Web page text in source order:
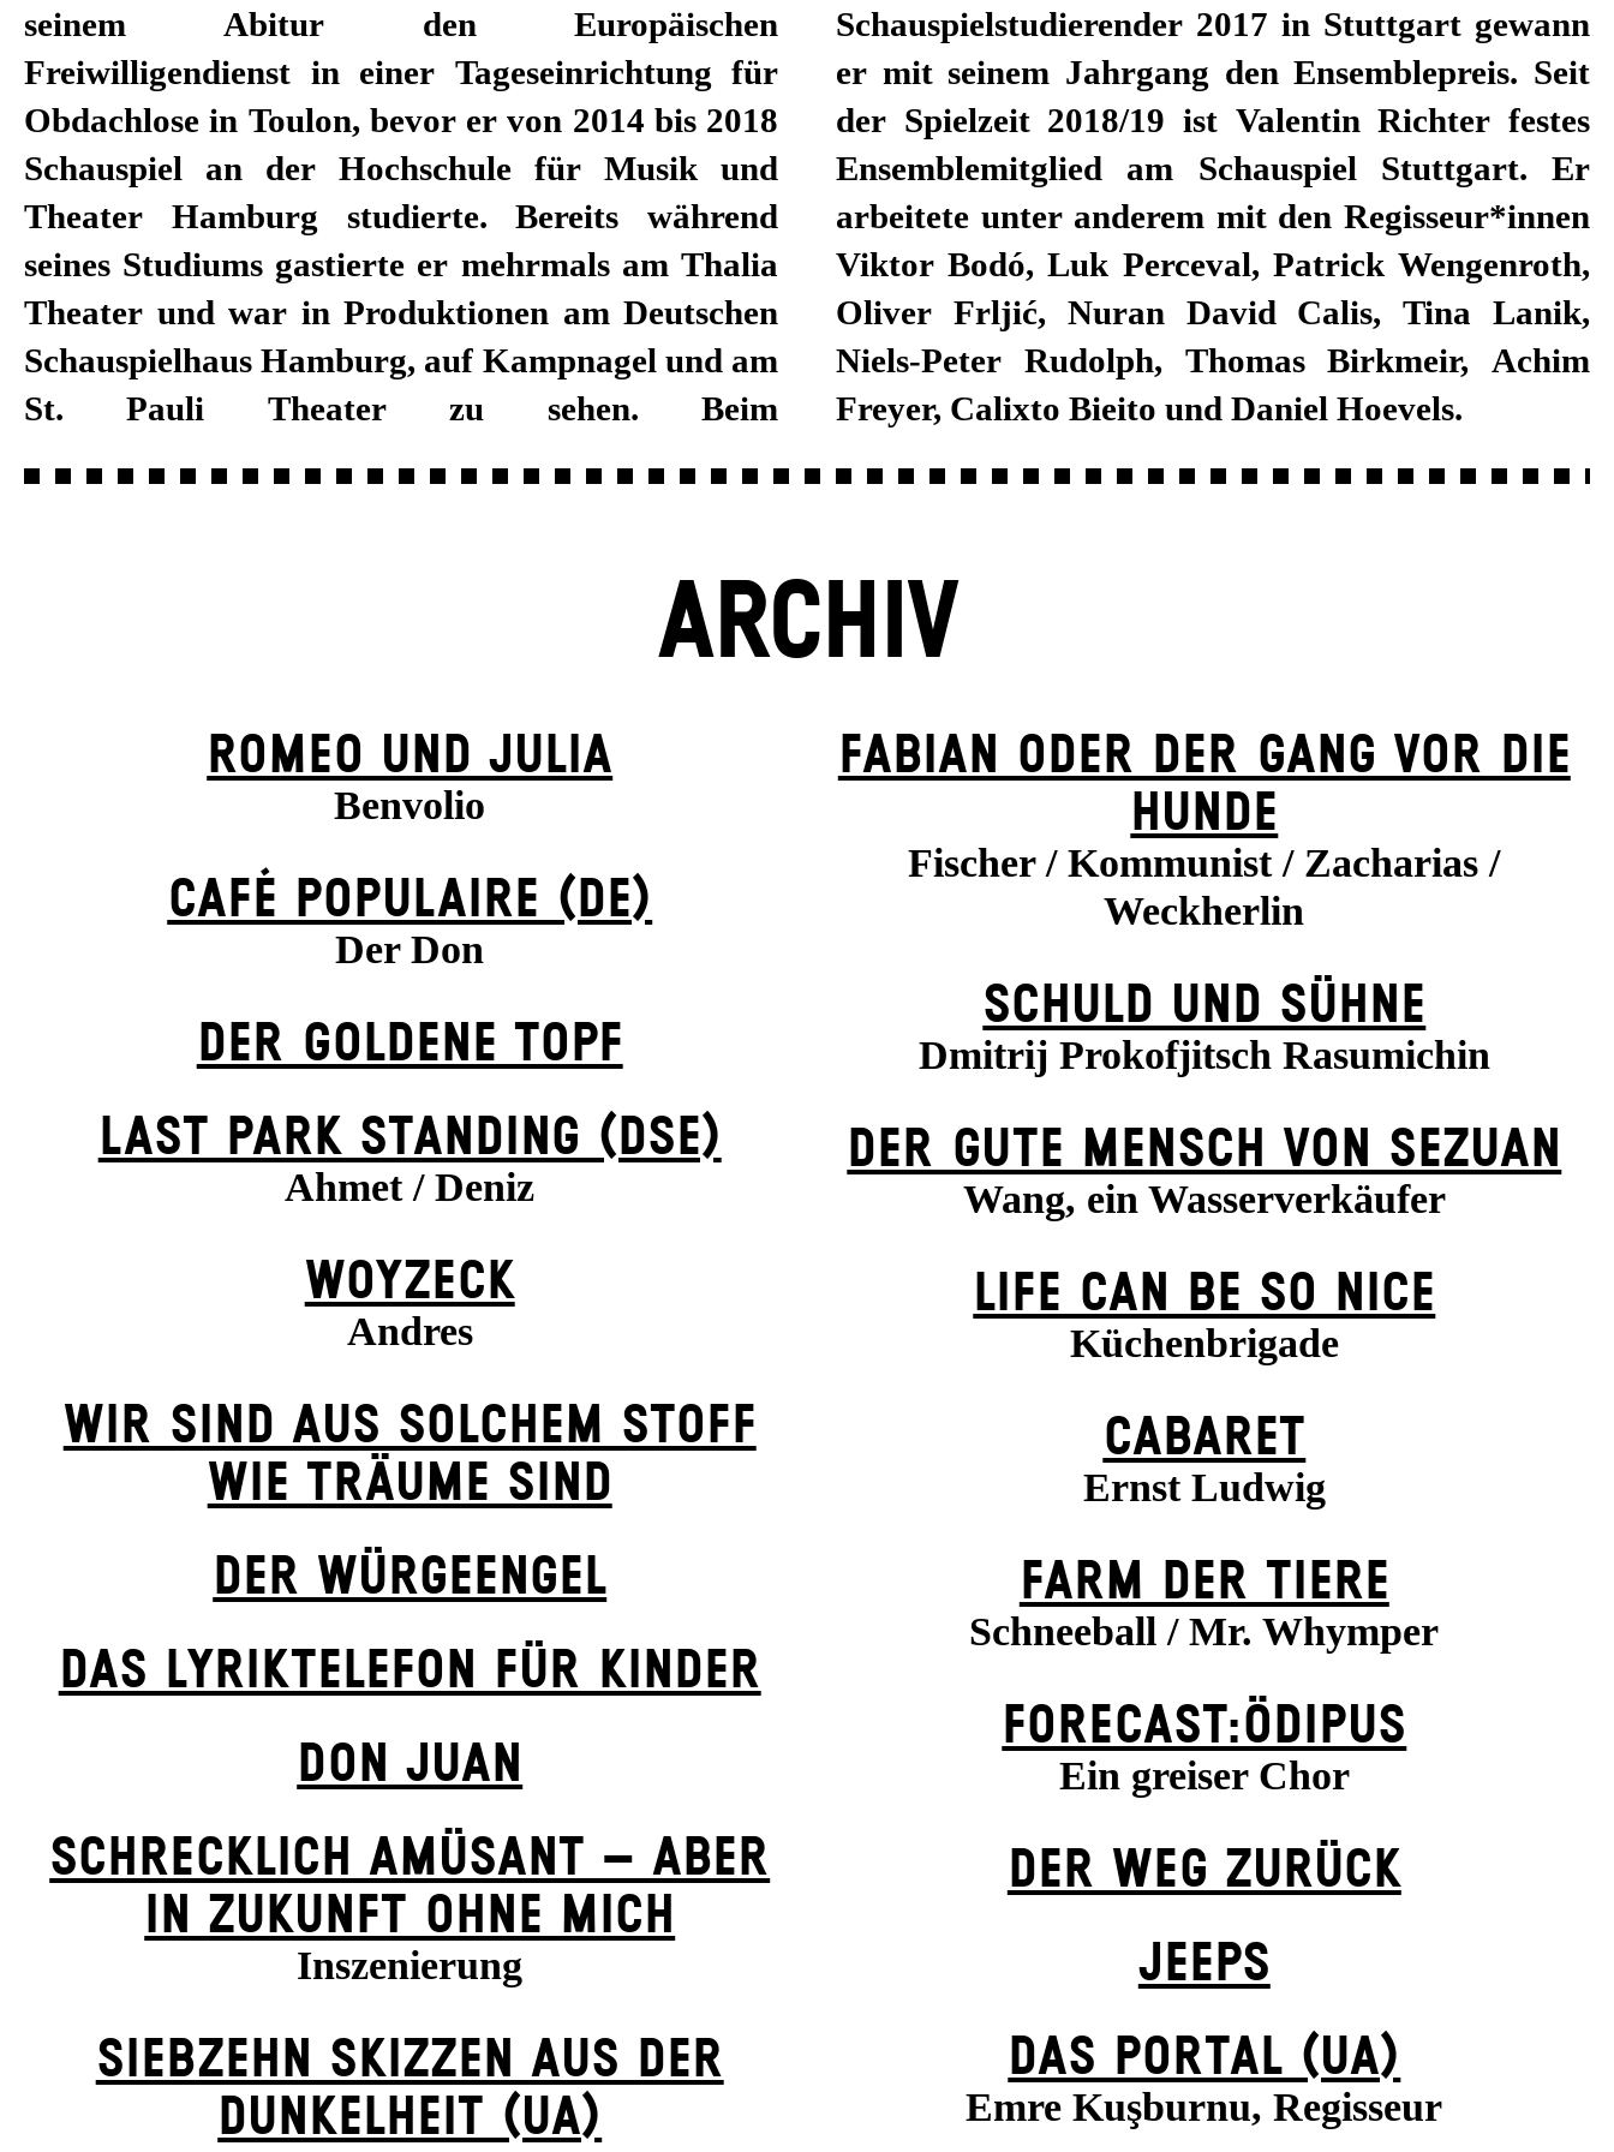
seinem Abitur den Europäischen
Freiwilligendienst in einer Tageseinrichtung für
Obdachlose in Toulon, bevor er von 2014 bis 2018
Schauspiel an der Hochschule für Musik und
Theater Hamburg studierte. Bereits während
seines Studiums gastierte er mehrmals am Thalia
Theater und war in Produktionen am Deutschen
Schauspielhaus Hamburg, auf Kampnagel und am
St. Pauli Theater zu sehen. Beim
Schauspielstudierender 2017 in Stuttgart gewann
er mit seinem Jahrgang den Ensemblepreis. Seit
der Spielzeit 2018/19 ist Valentin Richter festes
Ensemblemitglied am Schauspiel Stuttgart. Er
arbeitete unter anderem mit den Regisseur*innen
Viktor Bodó, Luk Perceval, Patrick Wengenroth,
Oliver Frljić, Nuran David Calis, Tina Lanik,
Niels-Peter Rudolph, Thomas Birkmeir, Achim
Freyer, Calixto Bieito und Daniel Hoevels.
ARCHIV
ROMEO UND JULIA
Benvolio
CAFÉ POPULAIRE (DE)
Der Don
DER GOLDENE TOPF
LAST PARK STANDING (DSE)
Ahmet / Deniz
WOYZECK
Andres
WIR SIND AUS SOLCHEM STOFF
WIE TRÄUME SIND
DER WÜR­GE­ENG­EL
DAS LYRIKTELEFON FÜR KINDER
DON JUAN
SCHRECKLICH AMÜSANT – ABER
IN ZUKUNFT OHNE MICH
Inszenierung
SIEBZEHN SKIZZEN AUS DER
DUNKELHEIT (UA)
FABIAN ODER DER GANG VOR DIE
HUNDE
Fischer / Kommunist / Zacharias /
Weckherlin
SCHULD UND SÜHNE
Dmitrij Prokofjitsch Rasumichin
DER GUTE MENSCH VON SEZUAN
Wang, ein Wasserverkäufer
LIFE CAN BE SO NICE
Küchenbrigade
CABARET
Ernst Ludwig
FARM DER TIERE
Schneeball / Mr. Whymper
FORECAST:ÖDIPUS
Ein greiser Chor
DER WEG ZU­RÜCK
JEEPS
DAS POR­TAL (UA)
Emre Kuşburnu, Regisseur